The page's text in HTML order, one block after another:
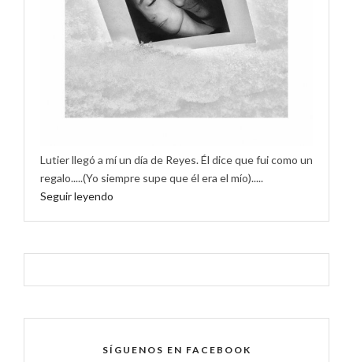
Lutier llegó a mí un día de Reyes. Él dice que fui como un
regalo.....(Yo siempre supe que él era el mío).....
Seguir leyendo
SÍGUENOS EN FACEBOOK